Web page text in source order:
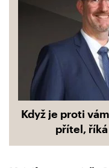
Když je proti
přítel,